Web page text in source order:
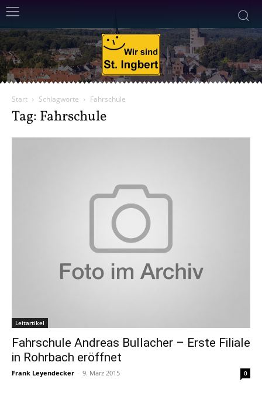
Start Schlagworte Fahrschule
Tag: Fahrschule
Leitartikel
Fahrschule Andreas Bullacher – Erste Filiale
in Rohrbach eröffnet
Frank Leyendecker - 9. März 2015 0